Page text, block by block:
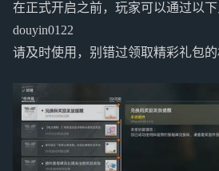
在正式开启之前，玩家可以通过以下
douyin0122
请及时使用，别错过领取精彩礼包的